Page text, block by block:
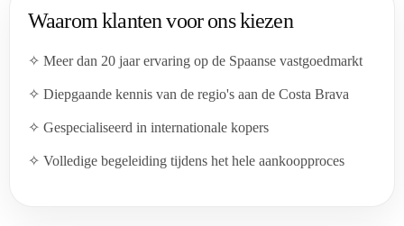
Waarom klanten voor ons kiezen
✧ Meer dan 20 jaar ervaring op de Spaanse vastgoedmarkt
✧ Diepgaande kennis van de regio's aan de Costa Brava
✧ Gespecialiseerd in internationale kopers
✧ Volledige begeleiding tijdens het hele aankoopproces